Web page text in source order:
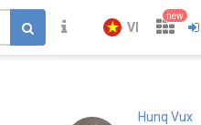
VI
new
Hunq Vux